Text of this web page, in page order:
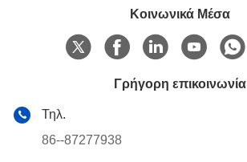
Κοινωνικά Μέσα
Γρήγορη επικοινωνία
Τηλ.
86--87277938